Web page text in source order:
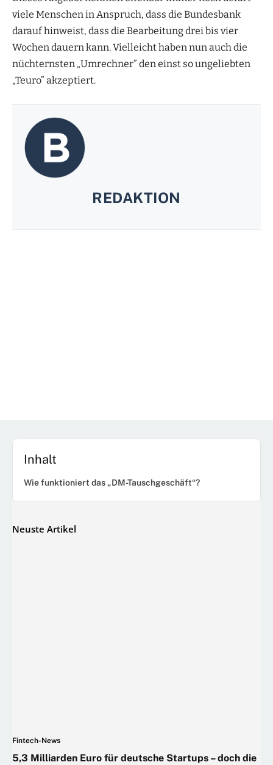
viele Menschen in Anspruch, dass die Bundesbank
darauf hinweist, dass die Bearbeitung drei bis vier
Wochen dauern kann. Vielleicht haben nun auch die
nüchternsten „Umrechner” den einst so ungeliebten
„Teuro” akzeptiert.
REDAKTION
Inhalt
Wie funktioniert das „DM-Tauschgeschäft“?
Neuste Artikel
Fintech-News
5,3 Milliarden Euro für deutsche Startups – doch die